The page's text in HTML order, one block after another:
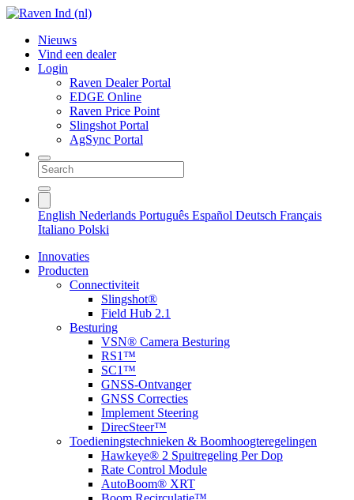
Nieuws
Vind een dealer
Login
Raven Dealer Portal
EDGE Online
Raven Price Point
Slingshot Portal
AgSync Portal
English Nederlands Português Español Deutsch Français
Italiano Polski
Innovaties
Producten
Connectiviteit
Slingshot®
Field Hub 2.1
Besturing
VSN® Camera Besturing
RS1™
SC1™
GNSS-Ontvanger
GNSS Correcties
Implement Steering
DirecSteer™
Toedieningstechnieken & Boomhoogteregelingen
Hawkeye® 2 Spuitregeling Per Dop
Rate Control Module
AutoBoom® XRT